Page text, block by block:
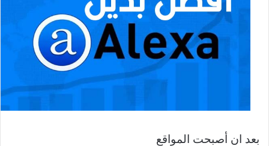
بعد ان أصبحت المواقع